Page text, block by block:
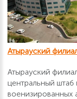
Атырауский
Атырауский
центральный
военизированных